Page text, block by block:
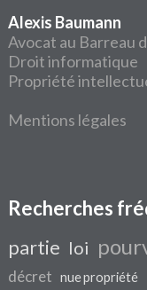
Alexis Baumann
Avocat au Barreau
Droit informatique
Propriété
Mentions légales
Recherches
partie loi
décret
nue propriété